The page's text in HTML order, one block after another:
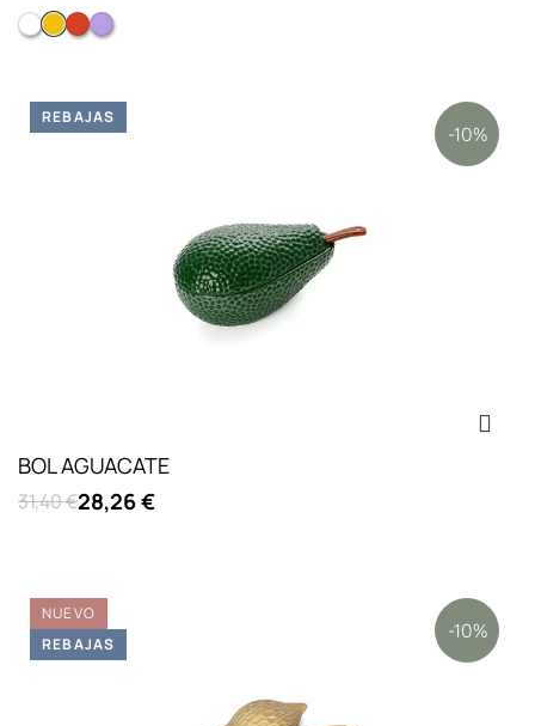
Blanco
Amarillo
Ambar
Lila
BOL AGUACATE
31,40 €28,26 €
-10%
REBAJAS
NUEVO
-10%
REBAJAS